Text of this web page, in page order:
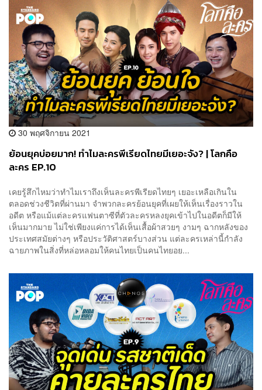
30 พฤศจิกายน 2021
ย้อนยุคบ่อยมาก! ทำไมละครพีเรียดไทยมีเยอะจัง? | โลกคือ
ละคร EP.10
เคยรู้สึกไหมว่าทำไมเราถึงเห็นละครพีเรียดไทยๆ เยอะเหลือเกินใน
ตลอดช่วงชีวิตที่ผ่านมา จำพวกละครย้อนยุคที่เผยให้เห็นเรื่องราวใน
อดีต หรือแม้แต่ละครแฟนตาซีที่ตัวละครหลงยุคเข้าไปในอดีตก็มีให้
เห็นมากมาย ไม่ใช่เพียงแค่การได้เห็นเสื้อผ้าสวยๆ งามๆ ฉากหลังของ
ประเทศสมัยต่างๆ หรือประวัติศาสตร์บางส่วน แต่ละครเหล่านี้กำลัง
ฉายภาพในสิ่งที่หล่อหลอมให้คนไทยเป็นคนไทยอย...